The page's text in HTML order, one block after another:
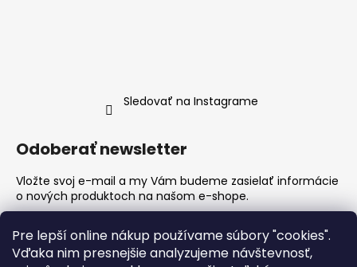
Pre lepší online nákup používame súbory "cookies".
Vďaka nim presnejšie analyzujeme návštevnosť,
Sledovať na Instagrame
Odoberať newsletter
Vložte svoj e-mail a my Vám budeme zasielať informácie
o nových produktoch na našom e-shope.
Vložením e-mailu súhlasíte spodmienkami ochrany